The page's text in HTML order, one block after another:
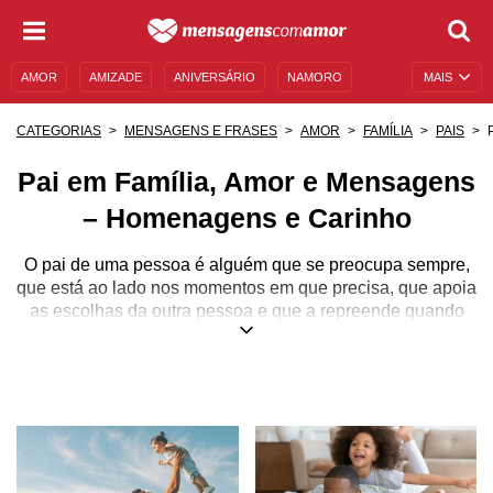
MAIS
AMOR AMIZADE ANIVERSÁRIO NAMORO
CATEGORIAS MENSAGENS E FRASES AMOR FAMÍLIA PAIS
Pai em Família, Amor e Mensagens
– Homenagens e Carinho
O pai de uma pessoa é alguém que se preocupa sempre,
que está ao lado nos momentos em que precisa, que apoia
as escolhas da outra pessoa e que a repreende quando
necessário. Nem todos os pais moram perto dos filhos e
uma mãe. O que caracteriza alguém como pai é o conjunto
de atitudes que uma pessoa toma em prol dos filhos e das
filhas. É por isso que esses pais merecem uma mensagem